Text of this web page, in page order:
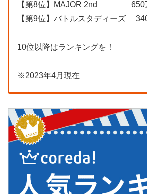
【第8位】MAJOR 2nd 650
【第9位】バトルスタディーズ
10位以降はランキングを！
※2023年4月現在